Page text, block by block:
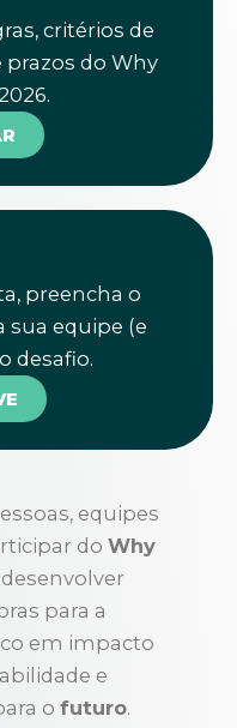
critérios de
prazos do Why
preencha o
sua equipe (e
desafio.
equipes
do Why
desenvolver
para a
em impacto
e
o futuro.